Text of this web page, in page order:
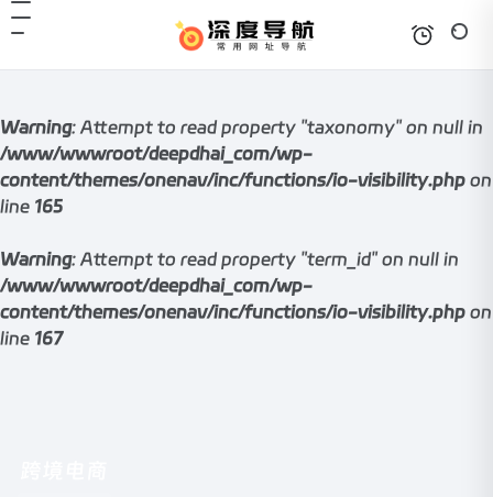
Warning: Attempt to read property "taxonomy" on null in
/www/wwwroot/deepdhai_com/wp-
content/themes/onenav/inc/functions/io-visibility.php on
line 165
Warning: Attempt to read property "term_id" on null in
/www/wwwroot/deepdhai_com/wp-
content/themes/onenav/inc/functions/io-visibility.php on
line 167